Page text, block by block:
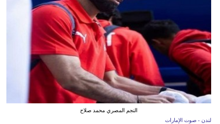
النجم المصري محمد صلاح
لندن - صوت الإمارات